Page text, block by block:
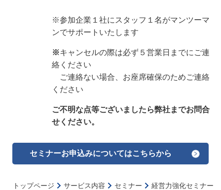
※参加企業１社にスタッフ１名がマンツーマ
ンでサポートいたします
※キャンセルの際は必ず５営業日までにご連
絡ください
ご連絡ない場合、お座席確保のためご連絡
ください
ご不明な点等ございましたら弊社までお問合
せください。
セミナーお申込みについてはこちらから
トップページ サービス内容 セミナー 経営力強化セミナー